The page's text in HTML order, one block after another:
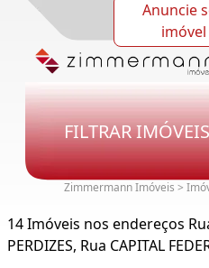
Anuncie
imóvel
FILTRAR IMÓVEIS
Zimmermann Imóveis >
14 Imóveis nos endereços
PERDIZES, Rua CAPITAL